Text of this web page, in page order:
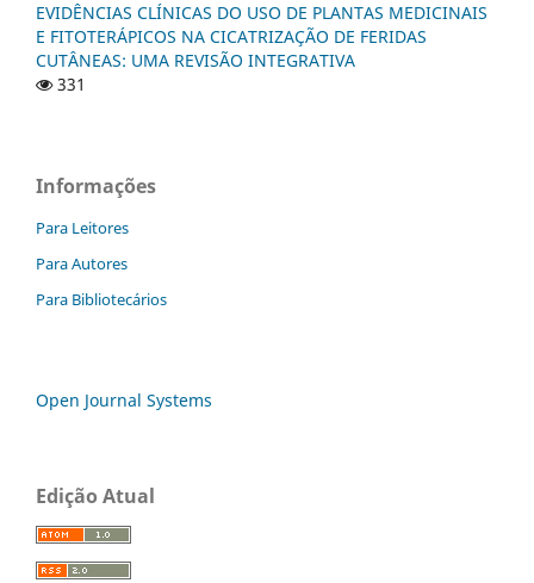
EVIDÊNCIAS CLÍNICAS DO USO DE PLANTAS MEDICINAIS
E FITOTERÁPICOS NA CICATRIZAÇÃO DE FERIDAS
CUTÂNEAS: UMA REVISÃO INTEGRATIVA
331
Informações
Para Leitores
Para Autores
Para Bibliotecários
Open Journal Systems
Edição Atual